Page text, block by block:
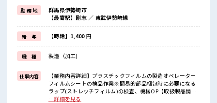
明るすぎたり奇抜でなければ基本的に自由！
(規定有)≪ラクラク制服アリ≫
制服があるので、
毎日の服装の悩み解消♪
≪未経験OKの仕事≫
新しいことにチャレンジするのは不安だけど、
しっかり働く環境が整っています！
イチからスキルUP・ステップUP目指していきましょう！
≪自分に向いている仕事が探せる≫
困った事などがあれば、
担当がしっかりサポートします！
■職場の雰囲気
勤 務 地
群馬県伊勢崎市
【最寄駅】剛志 ／ 東武伊勢崎線
給 与 【時給】1,400 円
職 種 製造（加工)
仕事内容
【業務内容詳細】プラスチックフィルムの製造オペレーター
フィルムシートの検品作業※簡易的部品梱包時に必要になる
ラップ(ストレッチフィルム)の検査、機械OP【取扱製品情
報】 フィルムシート ■お仕事PR ≪無理なく働ける≫ 場合に
…詳細を見る